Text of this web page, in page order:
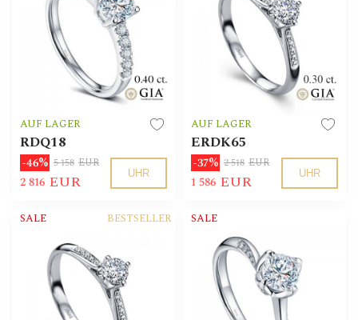
AUF LAGER
RDQ18
-46% 5 158 EUR
2 816 EUR UHR
AUF LAGER
ERDK65
-37% 2 518 EUR
1 586 EUR UHR
BESTSELLER
SALE SALE